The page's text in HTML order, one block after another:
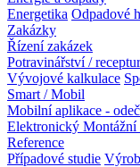
Energetika Odpadové
Zakázky
Řízení zakázek
Potravinářství /
Vývojové kalkulace
Smart / Mobil
Mobilní aplikace -
Elektronický Montážní
Reference
Případové studie